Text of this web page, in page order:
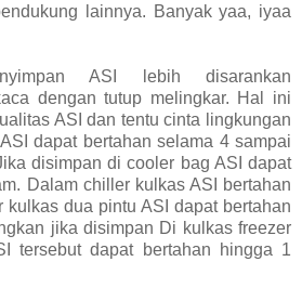
lainnya. Banyak yaa, iyaa
ASI lebih disarankan
dengan tutup melingkar. Hal ini
ASI dan tentu cinta lingkungan
dapat bertahan selama 4 sampai
disimpan di cooler bag ASI dapat
Dalam chiller kulkas ASI bertahan
kulkas dua pintu ASI dapat bertahan
jika disimpan Di kulkas freezer
tersebut dapat bertahan hingga 1